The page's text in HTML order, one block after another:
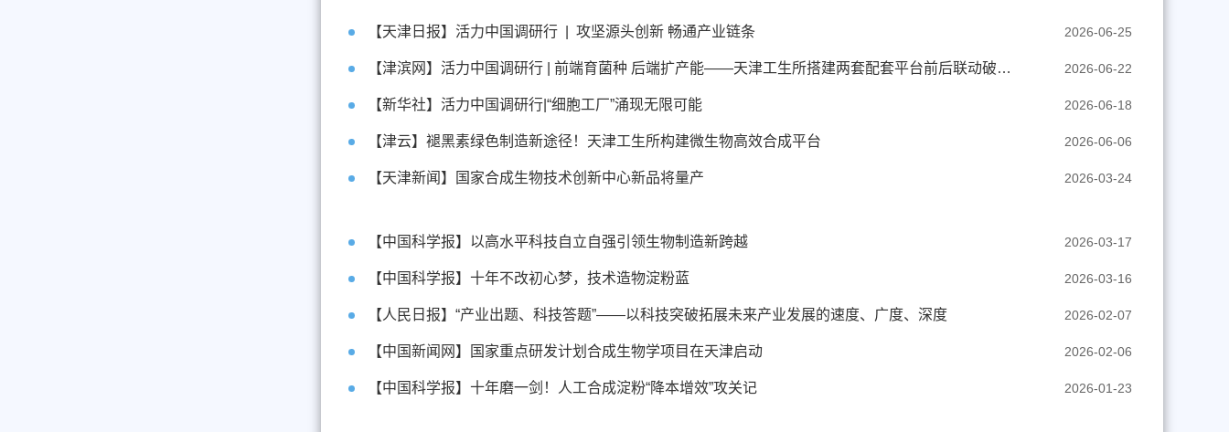
【天津日报】活力中国调研行 | 攻坚源头创新 畅通产业链条 2026-06-25
【津滨网】活力中国调研行 | 前端育菌种 后端扩产能——天津工生所搭建两套配套平台前后联动破解产业落地难题 2026-06-22
【新华社】活力中国调研行|“细胞工厂”涌现无限可能 2026-06-18
【津云】褪黑素绿色制造新途径！天津工生所构建微生物高效合成平台 2026-06-06
【天津新闻】国家合成生物技术创新中心新品将量产 2026-03-24
【中国科学报】以高水平科技自立自强引领生物制造新跨越 2026-03-17
【中国科学报】十年不改初心梦，技术造物淀粉蓝 2026-03-16
【人民日报】“产业出题、科技答题”——以科技突破拓展未来产业发展的速度、广度、深度 2026-02-07
【中国新闻网】国家重点研发计划合成生物学项目在天津启动 2026-02-06
【中国科学报】十年磨一剑！人工合成淀粉“降本增效”攻关记 2026-01-23